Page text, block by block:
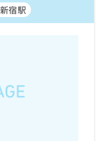
宿駅